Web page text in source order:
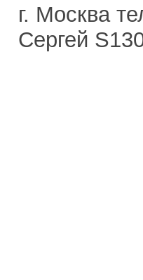
г. Москва
Сергей